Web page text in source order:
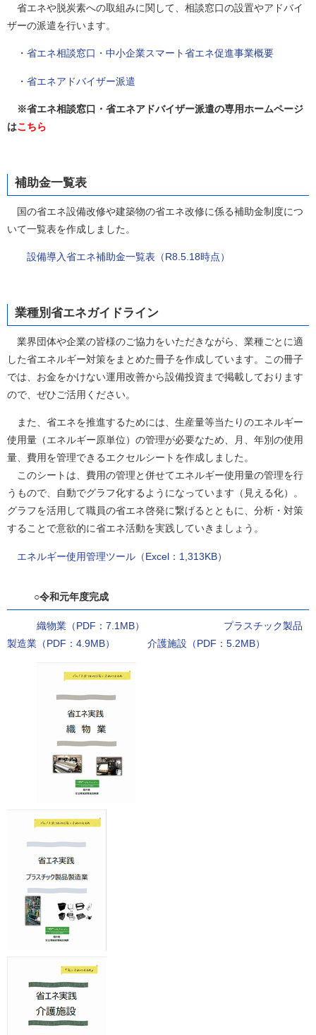
省エネや脱炭素への取組みに関して、相談窓口の設置やアドバイ
ザーの派遣を行います。
・ 省エネ相談窓口・中小企業スマート省エネ促進事業概要
・ 省エネアドバイザー派遣
※省エネ相談窓口・省エネアドバイザー派遣の専用ホームページ
はこちら
補助金一覧表
国の省エネ設備改修や建築物の省エネ改修に係る補助金制度につ
いて一覧表を作成しました。
設備導入省エネ補助金一覧表（R8.5.18時点）
業種別省エネガイドライン
業界団体や企業の皆様のご協力をいただきながら、業種ごとに適
した省エネルギー対策をまとめた冊子を作成しています。この冊子
では、お金をかけない運用改善から設備投資まで掲載しております
ので、ぜひご活用ください。
また、省エネを推進するためには、生産量等当たりのエネルギー
使用量（エネルギー原単位）の管理が必要なため、月、年別の使用
量、費用を管理できるエクセルシートを作成しました。
このシートは、費用の管理と併せてエネルギー使用量の管理を行
うもので、自動でグラフ化するようになっています（見える化）。
グラフを活用して職員の省エネ啓発に繋げるとともに、分析・対策
することで意欲的に省エネ活動を実践していきましょう。
エネルギー使用管理ツール（Excel：1,313KB）
○令和元年度完成
織物業（PDF：7.1MB）
プラスチック製品
製造業（PDF：4.9MB）
介護施設（PDF：5.2MB）